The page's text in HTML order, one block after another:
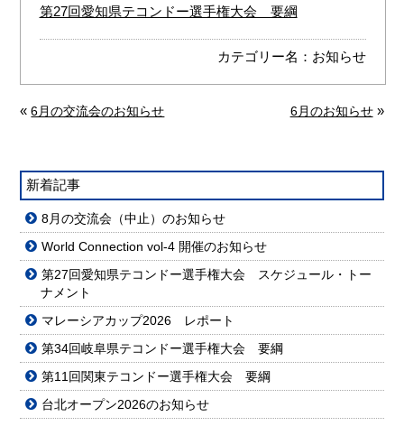
第27回愛知県テコンドー選手権大会 要綱
カテゴリー名： お知らせ
«6月の交流会のお知らせ 6月のお知らせ»
新着記事
8月の交流会（中止）のお知らせ
World Connection vol-4 開催のお知らせ
第27回愛知県テコンドー選手権大会 スケジュール・トー
ナメント
マレーシアカップ2026 レポート
第34回岐阜県テコンドー選手権大会 要綱
第11回関東テコンドー選手権大会 要綱
台北オープン2026のお知らせ